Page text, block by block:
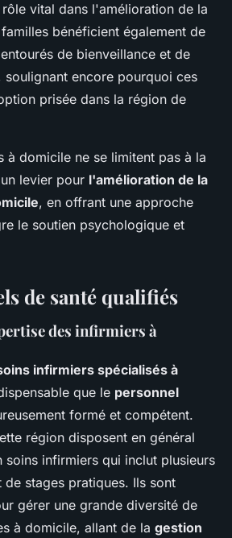
vital dans l'amélioration de la
bénéficient également de
de bienveillance et de
soulignant encore pourquoi ces
prisée dans la région de
à domicile ne se limitent pas à la
levier pour l'amélioration de la
, en offrant une approche
le soutien psychologique et
de santé qualifiés
des infirmiers à
infirmiers spécialisés à
que le personnel
formé et compétent.
région disposent en général
infirmiers qui inclut plusieurs
de stages pratiques. Ils sont
gérer une grande diversité de
à domicile, allant de la gestion